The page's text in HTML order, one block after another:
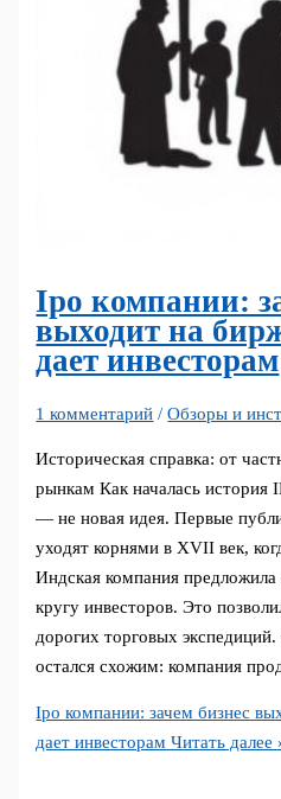
Ipo компании:
выходит на
дает инвесторам
1 комментарий /Обзоры и
Историческая справка: от
рынкам Как началась история
— не новая идея. Первые
уходят корнями в XVII век,
Индская компания
кругу инвесторов. Это
дорогих торговых
остался схожим: компания
Ipo компании: зачем бизнес
дает инвесторам Читать далее